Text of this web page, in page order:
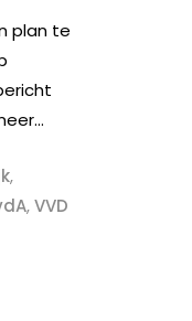
plan te
,
,VVD